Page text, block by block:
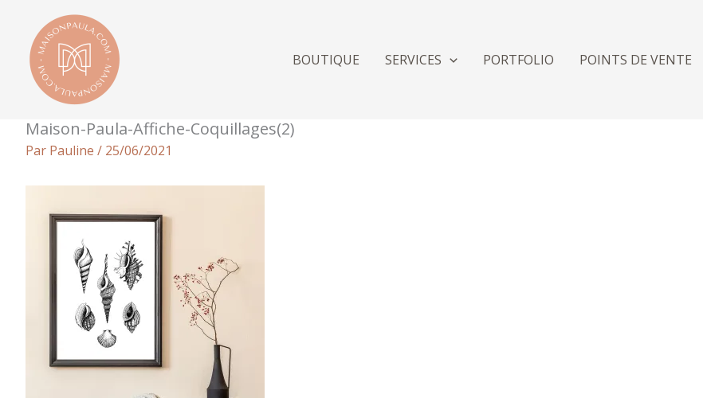
contenu
BOUTIQUE SERVICES PORTFOLIO POINTS DE VENTE
Maison-Paula-Affiche-Coquillages(2)
Par Pauline / 25/06/2021